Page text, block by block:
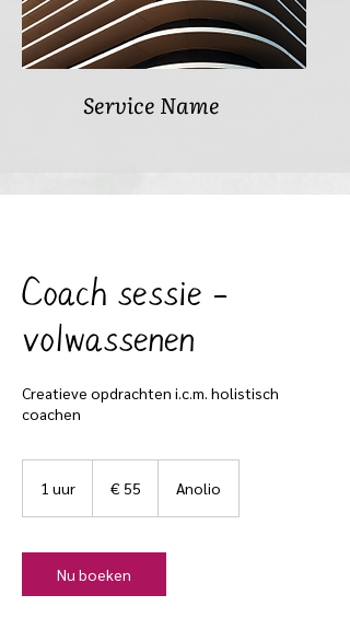
Service Name
Coach sessie -
volwassenen
Creatieve opdrachten i.c.m. holistisch
coachen
1 uur € 55 Anolio
Nu boeken